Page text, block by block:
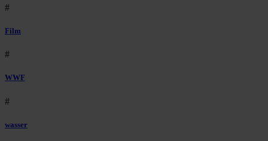
#
Film
#
WWF
#
wasser